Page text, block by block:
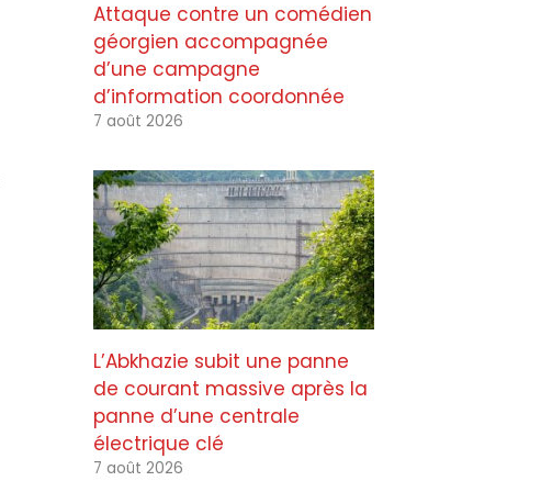
Attaque contre un comédien
géorgien accompagnée
d’une campagne
d’information coordonnée
7 août 2026
L’Abkhazie subit une panne
de courant massive après la
panne d’une centrale
électrique clé
7 août 2026